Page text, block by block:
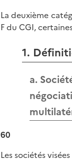
La deuxième
F du CGI,
1.
a.
60
Les sociétés